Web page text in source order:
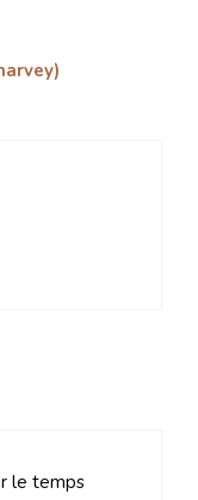
le temps